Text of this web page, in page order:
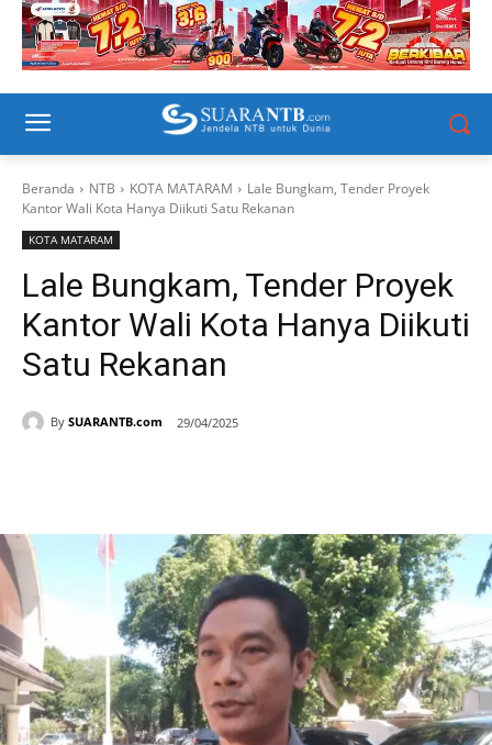
Beranda NTB KOTA MATARAM
Lale Bungkam, Tender Proyek
Kantor Wali Kota Hanya Diikuti Satu Rekanan
KOTA MATARAM
Lale Bungkam, Tender Proyek
Kantor Wali Kota Hanya Diikuti
Satu Rekanan
By SUARANTB.com 29/04/2025